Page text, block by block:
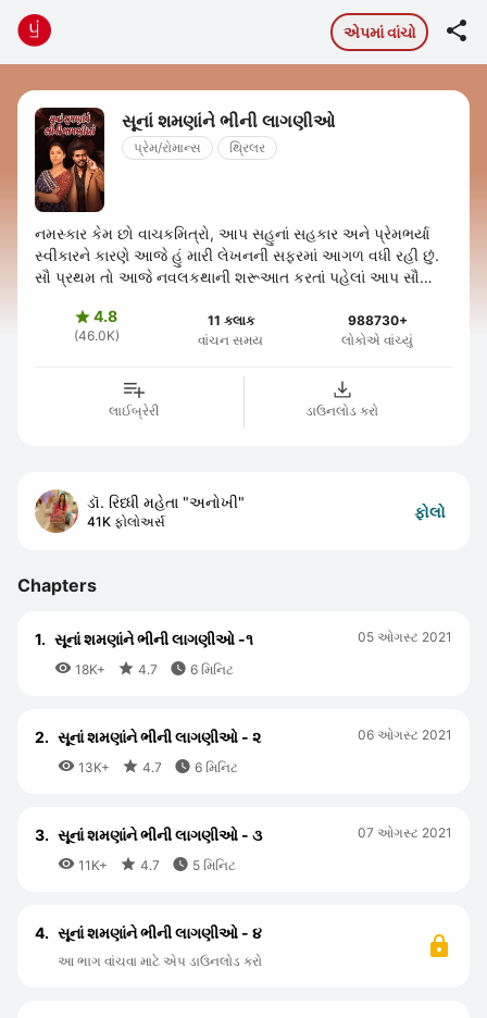
એપમાં વાંચો 
સૂનાં શમણાંને ભીની લાગણીઓ
પ્રેમ/રોમાન્સ થ્રિલર
નમસ્કાર કેમ છો વાચકમિત્રો, આપ સહુનાં સહકાર અને પ્રેમભર્યા
સ્વીકારને કારણે આજે હું મારી લેખનની સફરમાં આગળ વધી રહી છું.
સૌ પ્રથમ તો આજે નવલકથાની શરૂઆત કરતાં પહેલાં આપ સૌ
4.8
(46.0K)
11 કલાક
વાંચન સમય
988730+
લોકોએ વાંચ્યું
લાઈબ્રેરી ડાઉનલોડ કરો
ડૉ. રિધ્ધી મહેતા "અનોખી"
41K ફોલોઅર્સ
ફોલો
Chapters
1. સૂનાં શમણાંને ભીની લાગણીઓ -૧
 18K+  4.7  6 મિનિટ
05 ઓગસ્ટ 2021
2. સૂનાં શમણાંને ભીની લાગણીઓ - ૨
 13K+  4.7  6 મિનિટ
06 ઓગસ્ટ 2021
3. સૂનાં શમણાંને ભીની લાગણીઓ - ૩
 11K+  4.7  5 મિનિટ
07 ઓગસ્ટ 2021
4. સૂનાં શમણાંને ભીની લાગણીઓ - ૪
આ ભાગ વાંચવા માટે એપ ડાઉનલોડ કરો